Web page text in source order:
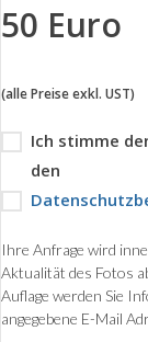
50 Euro
(alle Preise exkl. UST)
Ich stimme
den
Ihre Anfrage wird
Aktualität des Fotos
Auflage werden Sie
angegebene E-Mail